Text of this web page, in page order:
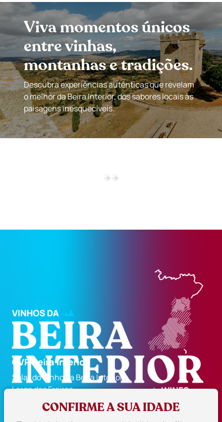
Viva momentos únicos
entre vinhas,
montanhas e tradições.
Descubra experiências autênticas que revelam
o melhor da Beira Interior, dos sabores locais às
paisagens inesquecíveis.
CVR Beira Interior
Solar do Vinho da Beira Interior
Largo das Freiras
6300-710 Guarda, Portugal
271 224 129
CONFIRME A SUA IDADE